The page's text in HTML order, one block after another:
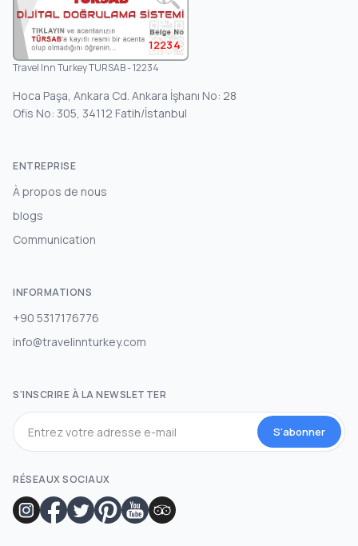
12234
Travel Inn Turkey TURSAB - 12234
Hoca Paşa, Ankara Cd. Ankara İşhanı No: 28
Ofis No: 305, 34112 Fatih/İstanbul
ENTREPRISE
À propos de nous
blogs
Communication
INFORMATIONS
+90 5317176776
info@travelinnturkey.com
S'INSCRIRE À LA NEWSLETTER
S'abonner
RÉSEAUX SOCIAUX